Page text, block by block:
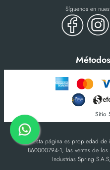
Síguenos en
Sitio
-Esta página es propiedad de
860000794-1, las ventas de
Industrias Spring